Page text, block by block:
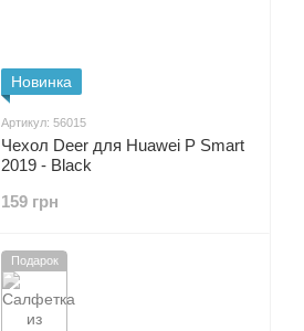
Новинка
Артикул: 56015
Чехол Deer для Huawei P Smart
2019 - Black
159 грн
Подарок